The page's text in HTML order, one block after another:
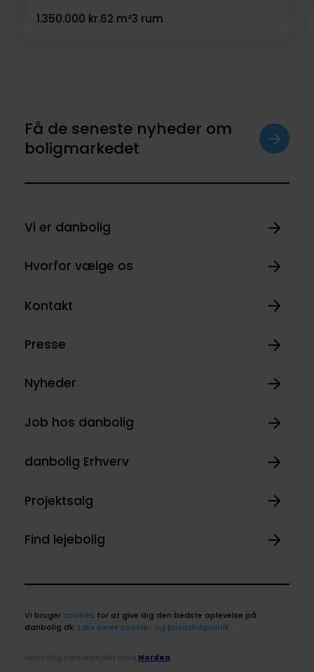
1.350.000 kr.62 m²3 rum
Få de seneste nyheder om
boligmarkedet
Vi er danbolig
Hvorfor vælge os
Kontakt
Presse
Nyheder
Job hos danbolig
danbolig Erhverv
Projektsalg
Find lejebolig
Vi bruger cookies for at give dig den bedste oplevelse på
danbolig.dk. Læs vores cookie- og privatlivspolitik.
Nordea